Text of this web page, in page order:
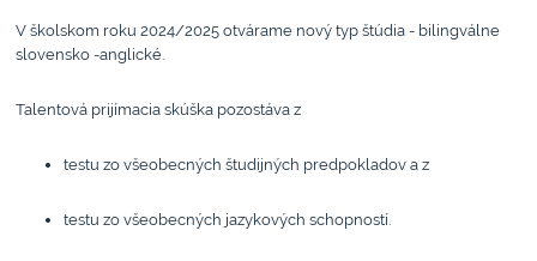
V školskom roku 2024/2025 otvárame nový typ štúdia - bilingválne
slovensko -anglické.
Talentová prijímacia skúška pozostáva z
testu zo všeobecných študijných predpokladov a z
testu zo všeobecných jazykových schopností.